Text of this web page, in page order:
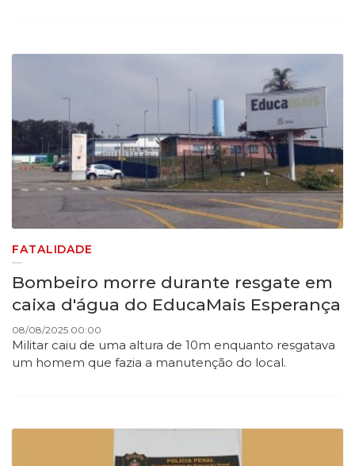
FATALIDADE
Bombeiro morre durante resgate em
caixa d'água do EducaMais Esperança
08/08/2025 00:00
Militar caiu de uma altura de 10m enquanto resgatava
um homem que fazia a manutenção do local.